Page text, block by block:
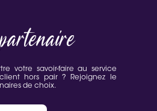
votre savoir-faire au service
hors pair ? Rejoignez le
de choix.